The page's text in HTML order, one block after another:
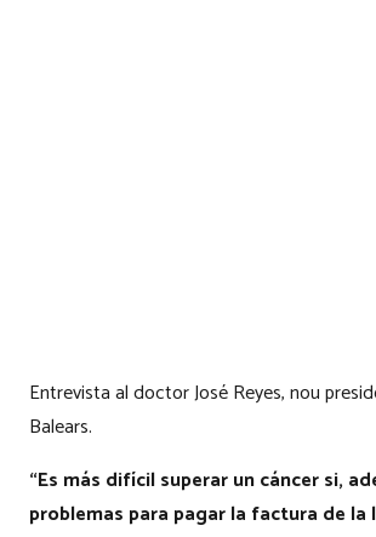
Entrevista al doctor José Reyes, nou
Balears.
“Es más difícil superar un cáncer si,
problemas para pagar la factura de la